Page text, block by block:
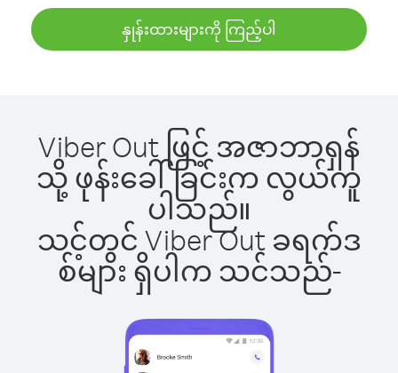
နှုန်းထားများကို ကြည့်ပါ
Viber Out ဖြင့် အဇာဘာရှန်
သို့ ဖုန်းခေါ်ခြင်းက လွယ်ကူ
ပါသည်။
သင့်တွင် Viber Out ခရက်ဒ
စ်များ ရှိပါက သင်သည်-